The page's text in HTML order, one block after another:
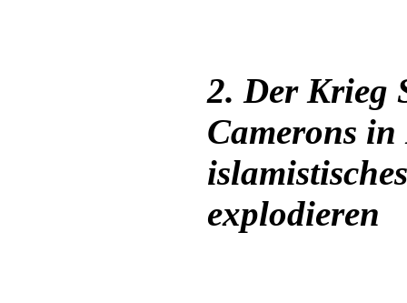
2. Der Krieg
Camerons
explodieren